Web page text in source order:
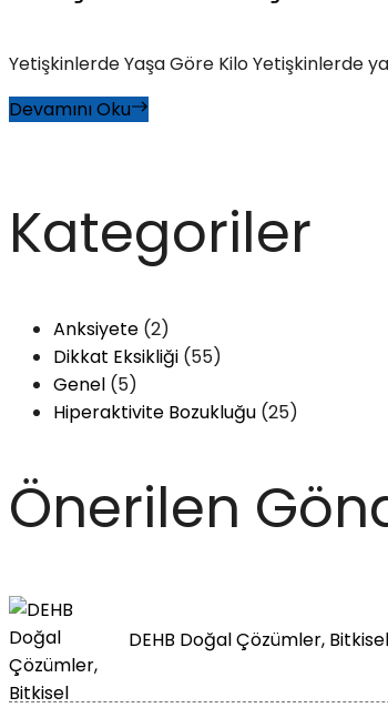
Yetişkinlerde Yaşa Göre Kilo Yetişkinlerde
Devamını Oku
Kategoriler
Anksiyete (2)
Dikkat Eksikliği (55)
Genel (5)
Hiperaktivite Bozukluğu (25)
Önerilen
DEHB Doğal Çözümler,